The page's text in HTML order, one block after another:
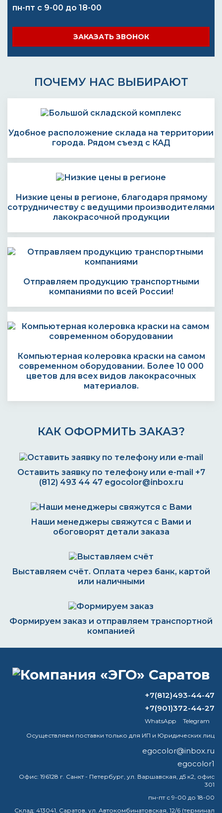
пн-пт с 9-00 до 18-00
ЗАКАЗАТЬ ЗВОНОК
ПОЧЕМУ НАС ВЫБИРАЮТ
Удобное расположение склада на территории
города. Рядом съезд с КАД
Низкие цены в регионе, благодаря прямому
сотрудничеству с ведущими производителями
лакокрасочной продукции
Отправляем продукцию транспортными
компаниями по всей России!
Компьютерная колеровка краски на самом
современном оборудовании. Более 10 000
цветов для всех видов лакокрасочных
материалов.
КАК ОФОРМИТЬ ЗАКАЗ?
Оставить заявку по телефону или e-mail +7
(812) 493 44 47 egocolor@inbox.ru
Наши менеджеры свяжутся с Вами и
обоговорят детали заказа
Выставляем счёт. Оплата через банк, картой
или наличными
Формируем заказ и отправляем транспортной
компанией
Почему нельзя красить суппорта?
Можно ли красить железо
+7(812)493-44-47
+7(901)372-44-27
WhatsApp
Telegram
Осуществляем поставки только для ИП и Юридических лиц
egocolor@inbox.ru
egocolor1
Офис: 196128 г. Санкт - Петербург, ул. Варшавская, д5 к2, офис
301
пн-пт с 9-00 до 18-00
Склад: 413041, Саратов, ул. Автокомбинатовская, 12/6 (терминал